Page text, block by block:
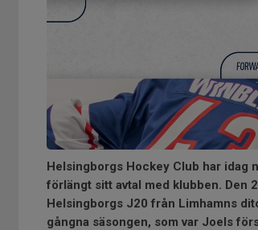
Helsingborgs Hockey Club har idag
förlängt sitt avtal med klubben. Den
Helsingborgs J20 från Limhamns
gångna säsongen, som var Joels